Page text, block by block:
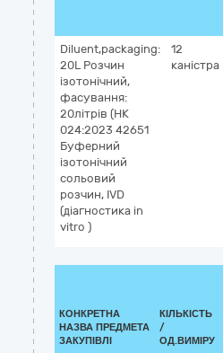
Diluent,packaging:
20L Розчин
ізотонічний,
фасування:
20літрів (НК
024:2023 42651
Буферний
ізотонічний
сольовий
розчин, IVD
(діагностика in
vitro )
12
каністра
КОНКРЕТНА
НАЗВА ПРЕДМЕТА
ЗАКУПІВЛІ
КІЛЬКІСТЬ
/
ОД.ВИМІРУ